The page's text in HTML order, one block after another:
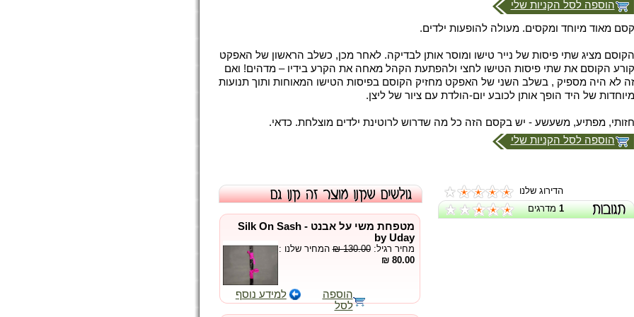
הוספה לסל הקניות שלי
קסם מאוד מיוחד ומקסים. מעולה להופעות ילדים.
הקוסם מציג שתי פיסות של נייר טישו ומוסר אותן לבדיקה. לאחר מכן, כשלב הראשון של האפקט
קורע הקוסם את שתי פיסות הטישו לחצי ולהפתעת הקהל מאחה את הקרע בידיו – מדהים! ואם
זה לא היה מספיק , בשלב השני של האפקט מחזיק הקוסם בפיסות הטישו המאוחות ותוך תנועות
מיוחדות של היד הופך אותן לכובע יום-הולדת עם ציור של ליצן.
חזותי, מפתיע, משעשע - יש בקסם הזה כל מה שדרוש לרוטינת ילדים מוצלחת. כדאי.
הוספה לסל הקניות שלי
הדירוג שלנו
1מדרגים
מטפחת משי על אבנט - Silk On Sash
by Uday
מחיר רגיל:₪ 130.00המחיר שלנו :
80.00 ₪
הוספה
לסל
למידע נוסף